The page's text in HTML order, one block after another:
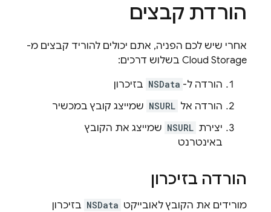
הורדת קבצים
אחרי שיש לכם הפניה, אתם יכולים להוריד קבצים מ-
Cloud Storage בשלוש דרכים:
הורדה ל- NSData בזיכרון
הורדה אל NSURL שמייצג קובץ במכשיר
יצירת NSURL שמייצג את הקובץ
באינטרנט
הורדה בזיכרון
מורידים את הקובץ לאובייקט NSData בזיכרון